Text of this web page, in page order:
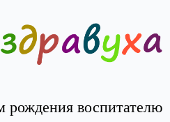
рождения воспитателю